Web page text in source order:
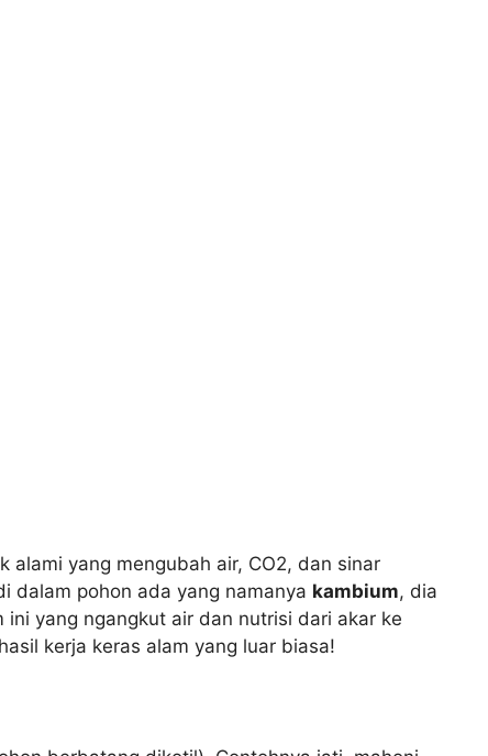
alami yang mengubah air, CO2, dan sinar
dalam pohon ada yang namanya kambium, dia
ini yang ngangkut air dan nutrisi dari akar ke
kerja keras alam yang luar biasa!